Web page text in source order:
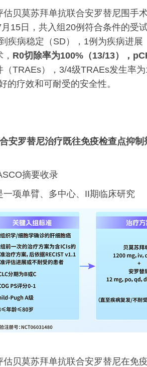
估贝莫苏拜单抗联合安罗替尼围手
15日，共入组20例符合条件的受
疾病稳定（SD），1例为疾病进展
R0切除率为100%（13/13），
TRAEs），3/4级TRAEs发生率
的疗效和可耐受的安全性。
安罗替尼治疗既往免疫检查点抑
摘要收录
一项单臂、多中心、II期临床研究
估贝莫苏拜单抗联合安罗替尼在免